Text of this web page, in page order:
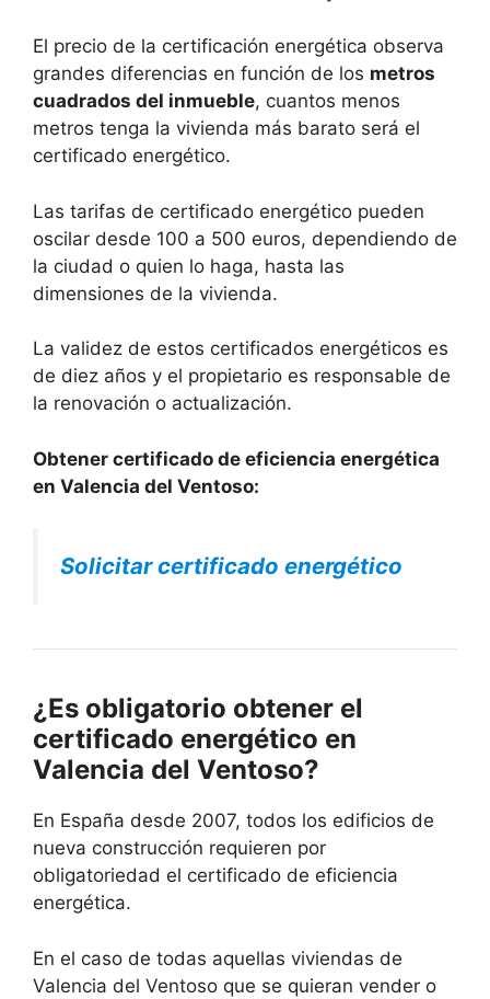
El precio de la certificación energética observa
grandes diferencias en función de los metros
cuadrados del inmueble, cuantos menos
metros tenga la vivienda más barato será el
certificado energético.
Las tarifas de certificado energético pueden
oscilar desde 100 a 500 euros, dependiendo de
la ciudad o quien lo haga, hasta las
dimensiones de la vivienda.
La validez de estos certificados energéticos es
de diez años y el propietario es responsable de
la renovación o actualización.
Obtener certificado de eficiencia energética
en Valencia del Ventoso:
Solicitar certificado energético
¿Es obligatorio obtener el
certificado energético en
Valencia del Ventoso?
En España desde 2007, todos los edificios de
nueva construcción requieren por
obligatoriedad el certificado de eficiencia
energética.
En el caso de todas aquellas viviendas de
Valencia del Ventoso que se quieran vender o